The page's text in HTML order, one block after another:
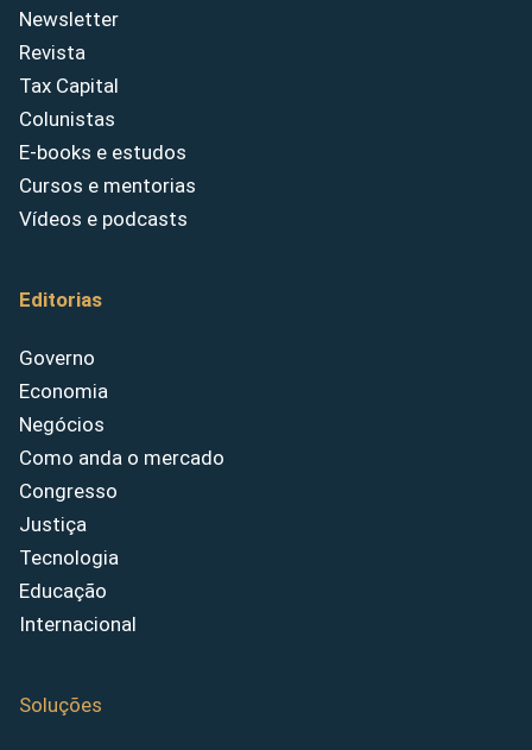
Newsletter
Revista
Tax Capital
Colunistas
E-books e estudos
Cursos e mentorias
Vídeos e podcasts
Editorias
Governo
Economia
Negócios
Como anda o mercado
Congresso
Justiça
Tecnologia
Educação
Internacional
Soluções